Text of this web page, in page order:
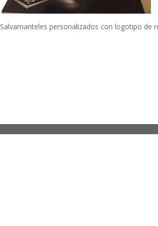
Salvamanteles personalizados con logotipo de